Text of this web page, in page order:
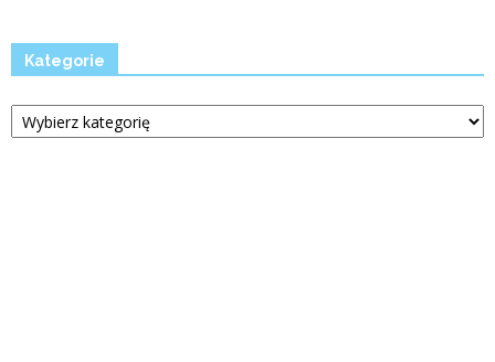
Kategorie
Kategorie